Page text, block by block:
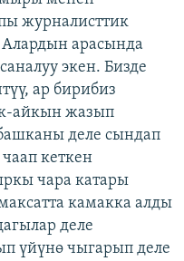
журналисттик
арасында
экен. Бизде
ар бирибиз
айкын жазып
деле сындап
кеткен
чара катары
камакка алды
деле
үйүнө чыгарып деле